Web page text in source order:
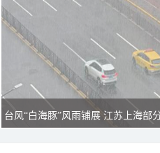
台风“白海豚”风雨铺展 江苏上海部